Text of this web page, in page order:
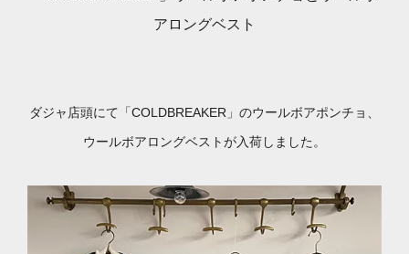
アロングベスト
ダジャ店頭にて「COLDBREAKER」のウールボアポンチョ、
ウールボアロングベストが入荷しました。